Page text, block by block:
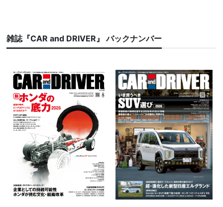
雑誌『CAR and DRIVER』 バックナンバー